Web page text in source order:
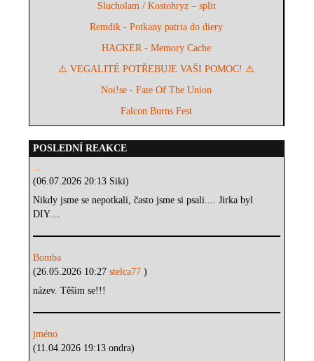
Slucholam / Kostohryz – split
Remdik - Potkany patria do diery
HACKER - Memory Cache
⚠️ VEGALITÉ POTŘEBUJE VAŠI POMOC! ⚠️
Noi!se - Fate Of The Union
Falcon Burns Fest
POSLEDNÍ REAKCE
...
(06.07.2026 20:13 Siki)
Nikdy jsme se nepotkali, často jsme si psali.... Jirka byl
DIY....
Bomba
(26.05.2026 10:27stelca77)
název. Těšim se!!!
jméno
(11.04.2026 19:13 ondra)